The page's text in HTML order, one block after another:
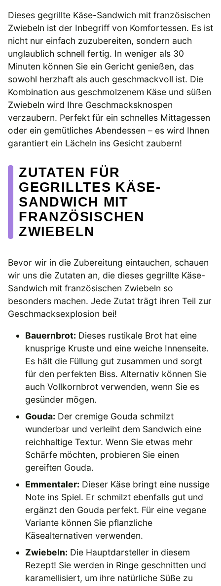
Dieses gegrillte Käse-Sandwich mit französischen
Zwiebeln ist der Inbegriff von Komfortessen. Es ist
nicht nur einfach zuzubereiten, sondern auch
unglaublich schnell fertig. In weniger als 30
Minuten können Sie ein Gericht genießen, das
sowohl herzhaft als auch geschmackvoll ist. Die
Kombination aus geschmolzenem Käse und süßen
Zwiebeln wird Ihre Geschmacksknospen
verzaubern. Perfekt für ein schnelles Mittagessen
oder ein gemütliches Abendessen – es wird Ihnen
garantiert ein Lächeln ins Gesicht zaubern!
ZUTATEN FÜR
GEGRILLTES KÄSE-
SANDWICH MIT
FRANZÖSISCHEN
ZWIEBELN
Bevor wir in die Zubereitung eintauchen, schauen
wir uns die Zutaten an, die dieses gegrillte Käse-
Sandwich mit französischen Zwiebeln so
besonders machen. Jede Zutat trägt ihren Teil zur
Geschmacksexplosion bei!
Bauernbrot: Dieses rustikale Brot hat eine
knusprige Kruste und eine weiche Innenseite.
Es hält die Füllung gut zusammen und sorgt
für den perfekten Biss. Alternativ können Sie
auch Vollkornbrot verwenden, wenn Sie es
gesünder mögen.
Gouda: Der cremige Gouda schmilzt
wunderbar und verleiht dem Sandwich eine
reichhaltige Textur. Wenn Sie etwas mehr
Schärfe möchten, probieren Sie einen
gereiften Gouda.
Emmentaler: Dieser Käse bringt eine nussige
Note ins Spiel. Er schmilzt ebenfalls gut und
ergänzt den Gouda perfekt. Für eine vegane
Variante können Sie pflanzliche
Käsealternativen verwenden.
Zwiebeln: Die Hauptdarsteller in diesem
Rezept! Sie werden in Ringe geschnitten und
karamellisiert, um ihre natürliche Süße zu